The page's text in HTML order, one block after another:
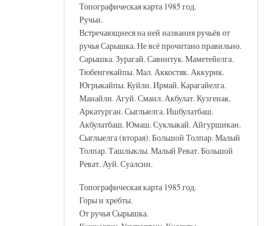
Топографическая карта 1985 год.
Ручьи.
Встречающиеся на ней названия ручьёв от
ручья Сарышка. Не всё прочитано правильно.
Сарышка. Зурагай. Савинтук. Маметейелга.
Тюбенгекайпы. Мал. Аккостяк. Аккурик.
Югрыкайпы. Куйли. Ирмай. Карагайелга.
Манайли. Агуй. Смаил. Акбулат. Кузгенак.
Аркатурган. Сыглыелга. Ишбулатбаш.
Акбулатбаш. Юмаш. Суклыкай. Айгуршикан.
Сыглыелга (вторая). Большой Толпар. Малый
Толпар. Ташлыклы. Малый Реват. Большой
Реват. Ауй. Суалсин.
Топографическая карта 1985 год.
Горы и хребты.
От ручья Сырышка.